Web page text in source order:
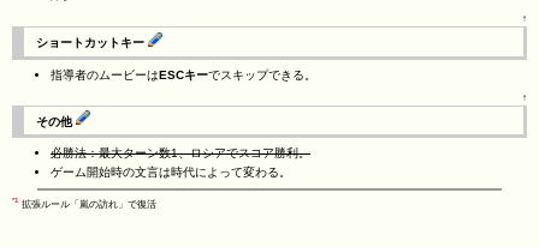
↑
ショートカットキー
指導者のムービーはESCキーでスキップできる。
↑
その他
必勝法：最大ターン数1、ロシアでスコア勝利。
ゲーム開始時の文言は時代によって変わる。
*1 拡張ルール「嵐の訪れ」で復活